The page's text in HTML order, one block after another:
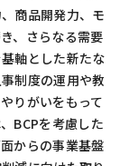
商品開発力、モ
、さらなる需要
軸とした新たな
制度の運用や教
りがいをもって
BCPを考慮した
からの事業基盤